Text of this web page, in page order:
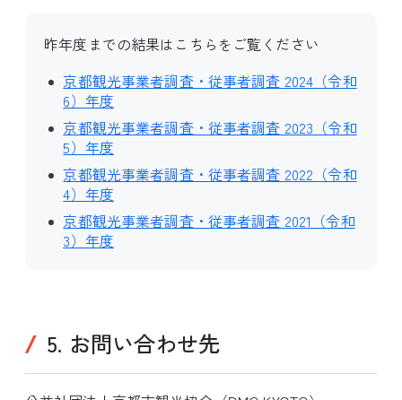
昨年度までの結果はこちらをご覧ください
京都観光事業者調査・従事者調査 2024（令和
6）年度
京都観光事業者調査・従事者調査 2023（令和
5）年度
京都観光事業者調査・従事者調査 2022（令和
4）年度
京都観光事業者調査・従事者調査 2021（令和
3）年度
5. お問い合わせ先